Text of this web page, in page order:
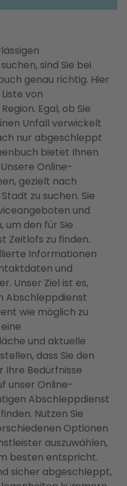
sind Sie bei
genau richtig. Hier
von
Egal, ob Sie
Unfall verwickelt
nur abgeschleppt
bietet Ihnen
Online-
gezielt nach
zu suchen. Sie
und
den für Sie
Zeitlofs zu finden.
Informationen
und
Unser Ziel ist es,
Abschleppdienst
wie möglich zu
und aktuelle
dass Sie den
Bedürfnisse
unser Online-
Abschleppdienst
Nutzen Sie
Optionen
auszuwählen,
besten entspricht.
sicher abgeschleppt,